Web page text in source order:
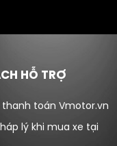
HỖ TRỢ
toán Vmotor.vn
lý khi mua xe tại